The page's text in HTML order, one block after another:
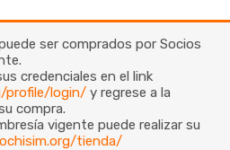
ser comprados por Socios
credenciales en el link
profile/login/y regrese a la
compra.
vigente puede realizar su
tienda/